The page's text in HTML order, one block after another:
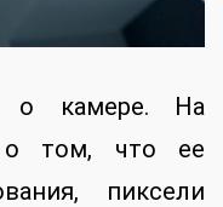
о камере. На
о том, что ее
пиксели